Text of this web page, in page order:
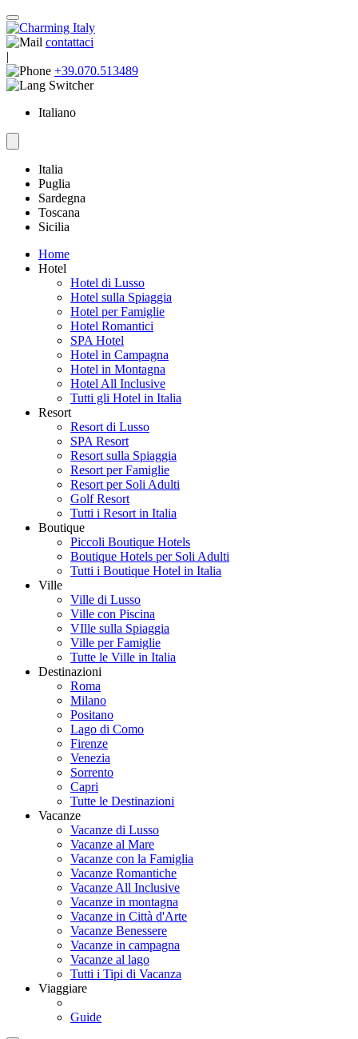
contattaci
|
+39.070.513489
Italiano
Italia
Puglia
Sardegna
Toscana
Sicilia
Home
Hotel
Hotel di Lusso
Hotel sulla Spiaggia
Hotel per Famiglie
Hotel Romantici
SPA Hotel
Hotel in Campagna
Hotel in Montagna
Hotel All Inclusive
Tutti gli Hotel in Italia
Resort
Resort di Lusso
SPA Resort
Resort sulla Spiaggia
Resort per Famiglie
Resort per Soli Adulti
Golf Resort
Tutti i Resort in Italia
Boutique
Piccoli Boutique Hotels
Boutique Hotels per Soli Adulti
Tutti i Boutique Hotel in Italia
Ville
Ville di Lusso
Ville con Piscina
VIlle sulla Spiaggia
Ville per Famiglie
Tutte le Ville in Italia
Destinazioni
Roma
Milano
Positano
Lago di Como
Firenze
Venezia
Sorrento
Capri
Tutte le Destinazioni
Vacanze
Vacanze di Lusso
Vacanze al Mare
Vacanze con la Famiglia
Vacanze Romantiche
Vacanze All Inclusive
Vacanze in montagna
Vacanze in Città d'Arte
Vacanze Benessere
Vacanze in campagna
Vacanze al lago
Tutti i Tipi di Vacanza
Viaggiare
Guide